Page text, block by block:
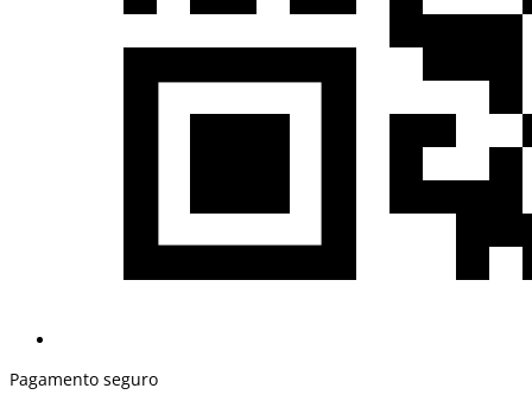
Pagamento seguro